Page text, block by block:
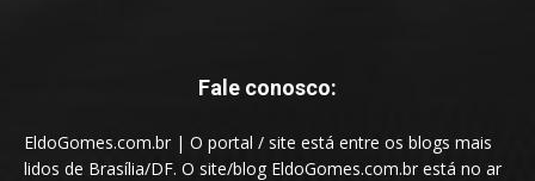
Fale conosco:
EldoGomes.com.br | O portal / site está entre os blogs mais
lidos de Brasília/DF. O site/blog EldoGomes.com.br está no ar